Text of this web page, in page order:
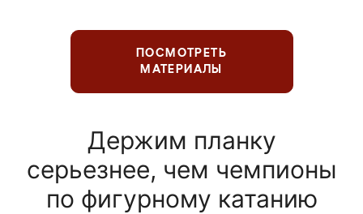
ПОСМОТРЕТЬ
МАТЕРИАЛЫ
Держим планку
серьезнее, чем чемпионы
по фигурному катанию